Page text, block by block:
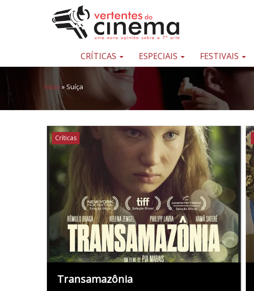
Pular para o conteúdo
Uma
sobre
sétima
arte
CRÍTICAS ESPECIAIS FESTIVAIS
Início » Suíça
Críticas
Transamazônia